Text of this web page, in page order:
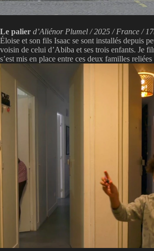
Le palier d’Aliénor Plumel / 2025 / France /
Éloise et son fils Isaac se sont installés depuis
voisin de celui d’Abiba et ses trois enfants. Je
s’est mis en place entre ces deux familles